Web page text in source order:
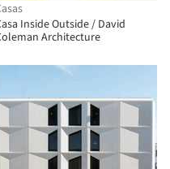
Inside Outside / David
Architecture